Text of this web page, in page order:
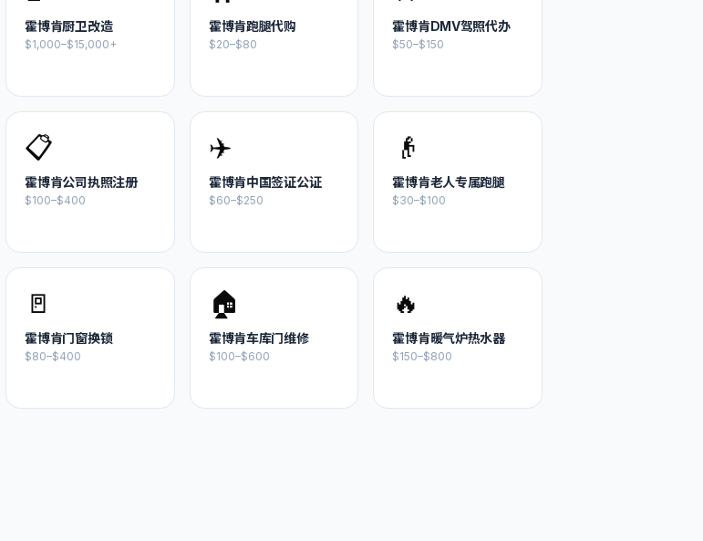
霍博肯厨卫改造
$1,000–$15,000+
霍博肯跑腿代购
$20–$80
霍博肯DMV驾照代办
$50–$150
📋
霍博肯公司执照注册
$100–$400
✈️
霍博肯中国签证公证
$60–$250
👴
霍博肯老人专属跑腿
$30–$100
🚪
霍博肯门窗换锁
$80–$400
🏠
霍博肯车库门维修
$100–$600
🔥
霍博肯暖气炉热水器
$150–$800